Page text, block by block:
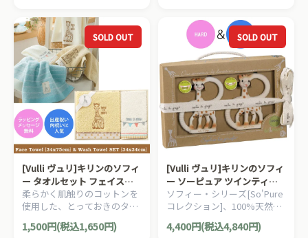
の最高の贈り物を演出しま
す。
の最高の贈り物を演出しま
SOLD OUT
[Vulli ヴュリ]キリンのソフィ
ー タオルセット フェイスタ
オル ＆ ウォッシュタオル
柔らかく肌触りのコットンを
使用した、とっておきのタオ
ルセットです。キリンのソフ
ィーコレクションシリーズ
1,500円(税込1,650円)
SOLD OUT
[Vulli ヴュリ]キリンのソフィ
ー ソーピュア ツインティー
ジングリング（ハード＆ソフ
ト）
ソフィー・シリーズ[So'Pure
コレクション]、100%天然ゴ
ムのティージングリング(歯固
め)2種類セットです。
4,400円(税込4,840円)